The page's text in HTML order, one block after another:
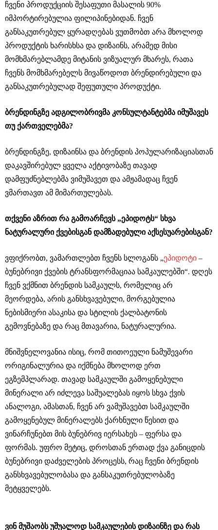
ჩვენი პროდუქციის შესაფუთი მასალის 90%
იმპორტირებულია ფილიპინებიდან. ჩვენ
განსაკუთრებულ ყურადღებას ვუთმობთ არა მხოლოდ
პროდუქტის ხარისხსა და დიზაინს, არამედ მისი
მომხმარებლამდე მიტანის ვიზუალურ მხარეს, რათა
ჩვენს მომხმარებელს მივაწოდოთ ბრენდირებული და
განსაკუთრებულად შეფუთული პროდუქტი.
ბრენდინგზე ადგილობრივმა კონსულტანტებმა იმუშავეს
თუ ქართველებმა?
ბრენდინგზე, დიზაინსა და ბრენდის პოპულარიზაციასთან
დაკავშირებულ ყველა აქტივობაზე თავად
დამფუძნებლებმა ვიმუშავეთ და ამჟამადაც ჩვენ
ვმართავთ ამ მიმართულებას.
თქვენი აზრით რა გამოარჩევს „ეპიდოტს“ სხვა
ნატურალური ქვებისგან დამზადებული აქსესუარებისგან?
ვფიქრობთ, ვამართლებთ ჩვენს სლოგანს „ეპიდოტი –
ბუნებრივი ქვების ტრანსფორმაციაა სამკაულებში“. დღეს
ჩვენ ვქმნით ბრენდის სამკაულს, რომელიც არ
მეორდება, არის განსხვავებული, მორგებულია
ნებისმიერი ასაკისა და სტილის ქალბატონის
გემოვნებაზე და რაც მთავარია, ნატურალურია.
მნიშვნელოვანია ისიც, რომ თითოეული ნამუშევარი
ორიგინალურია და იქმნება მხოლოდ ერთ
ეგზემპლარად. თავად სამკაულში გამოყენებული
მინერალი არ იძლევა საშუალებას იყოს სხვა ქვის
ანალოგი, ამასთან, ჩვენ არ ვამუშავებთ სამკაულში
გამოყენებულ მინერალებს ქარხნული წესით და
ვინარჩუნებთ მის ბუნებრივ იერსახეს – ფერსა და
ფორმას. უფრო მეტიც, დროსთან ერთად ქვა განიცდის
ბუნებრივი დაძველების პროცესს, რაც ჩვენი ბრენდის
განსხვავებულობასა და განსაკუთრებულობაზე
მეტყველებს.
ვინ მუშაობს უშუალოდ სამკაულების დიზაინზე და რას